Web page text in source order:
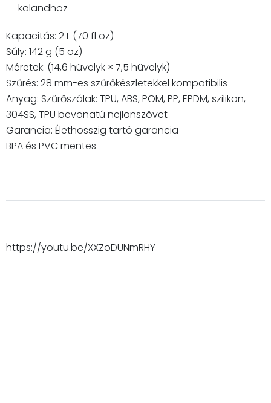
kalandhoz
Kapacitás: 2 L (70 fl oz)
Súly: 142 g (5 oz)
Méretek: (14,6 hüvelyk × 7,5 hüvelyk)
Szűrés: 28 mm-es szűrőkészletekkel kompatibilis
Anyag: Szűrőszálak: TPU, ABS, POM, PP, EPDM, szilikon,
304SS, TPU bevonatú nejlonszövet
Garancia: Élethosszig tartó garancia
BPA és PVC mentes
https://youtu.be/XXZoDUNmRHY